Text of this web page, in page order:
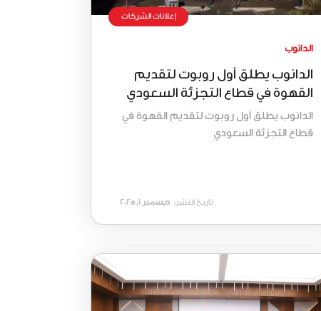
إعلانات الشركات
الدانوب
الدانوب يطلق أول روبوت لتقديم
القهوة في قطاع التجزئة السعودي
الدانوب يطلق أول روبوت لتقديم القهوة في
قطاع التجزئة السعودي
تاريخ النشر: ديسمبر 1, 2025